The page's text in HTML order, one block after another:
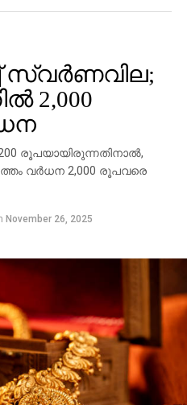
വ്യാഴാഴ്ച വരെ
ഒറ്റപ്പെട്ട ശക്തമായ
കൊല്ലം,
മഴയ്ക്കുള്ള
അലര്‍ട്ട്
സ്വര്‍ണവില;
2,000
രൂപയായിരുന്നതിനാല്‍,
വര്‍ധന 2,000 രൂപവരെ
November 26, 2025